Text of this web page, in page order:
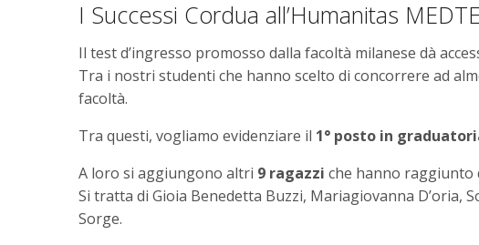
I Successi Cordua all’Humanitas
Il test d’ingresso promosso dalla facoltà milanese dà
Tra i nostri studenti che hanno scelto di concorrere ad
facoltà.
Tra questi, vogliamo evidenziare il 1° posto in
A loro si aggiungono altri 9 ragazzi che hanno raggiunto
Si tratta di Gioia Benedetta Buzzi, Mariagiovanna D’oria,
Sorge.